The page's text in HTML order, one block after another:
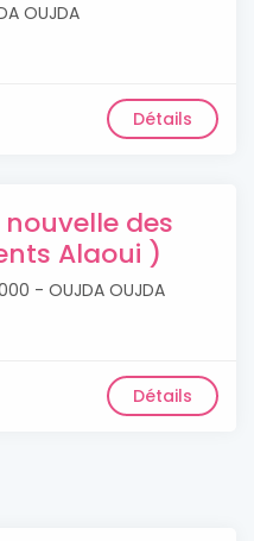
OUJDA
Détails
nouvelle des
Alaoui )
- OUJDA OUJDA
Détails